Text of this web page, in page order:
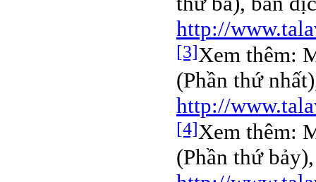
http://
[3]Xem thêm:
(Phần thứ
http://
[4]Xem thêm:
(Phần thứ